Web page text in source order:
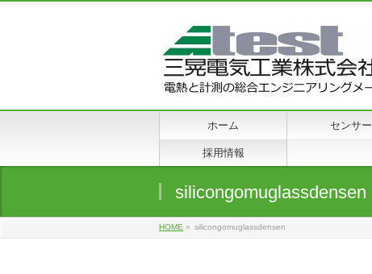
ホーム センサー
採用情報
silicongomuglassdensen
HOME » silicongomuglassdensen